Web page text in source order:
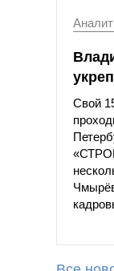
Свой